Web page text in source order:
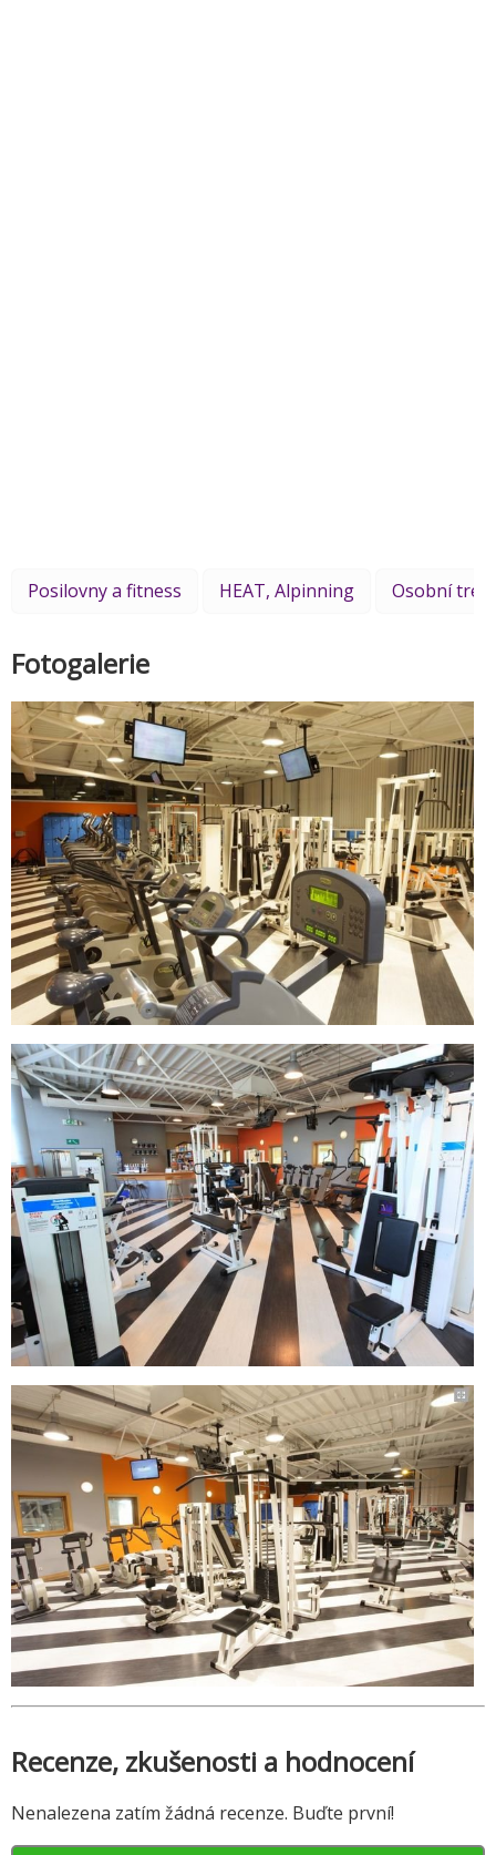
Posilovny a fitness HEAT, Alpinning Osobní
Fotogalerie
Recenze, zkušenosti a hodnocení
Nenalezena zatím žádná recenze. Buďte první!